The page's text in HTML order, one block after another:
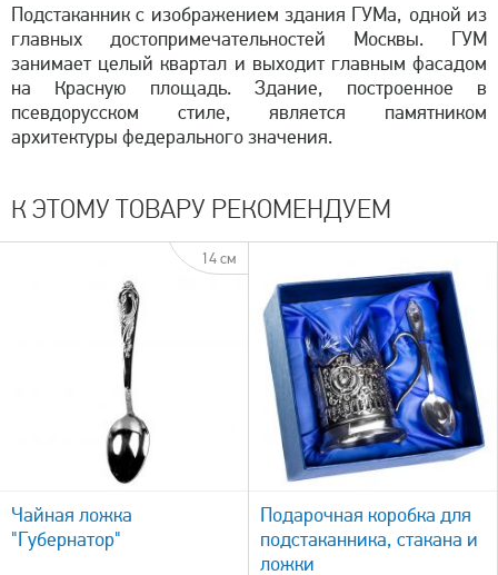
Подстаканник с изображением здания ГУМа, одной из
главных достопримечательностей Москвы. ГУМ
занимает целый квартал и выходит главным фасадом
на Красную площадь. Здание, построенное в
псевдорусском стиле, является памятником
архитектуры федерального значения.
К ЭТОМУ ТОВАРУ РЕКОМЕНДУЕМ
14 см
Чайная ложка
"Губернатор"
быстрый просмотр
Подарочная коробка для
подстаканника, стакана и
ложки